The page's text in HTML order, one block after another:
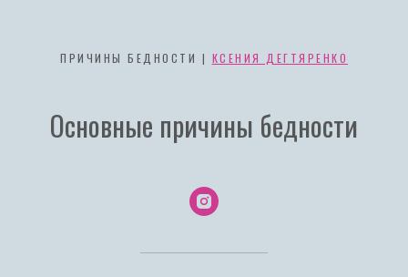
ПРИЧИНЫ БЕДНОСТИ | КСЕНИЯ ДЕГТЯРЕНКО
Основные причины бедности